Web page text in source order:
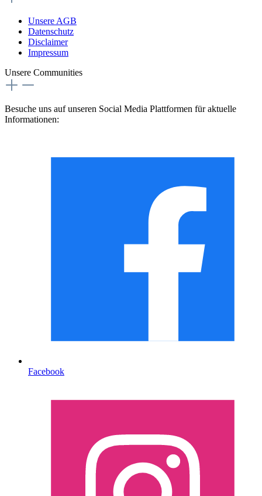
Unsere AGB
Datenschutz
Disclaimer
Impressum
Unsere Communities
Besuche uns auf unseren Social Media Plattformen für aktuelle
Informationen:
Facebook